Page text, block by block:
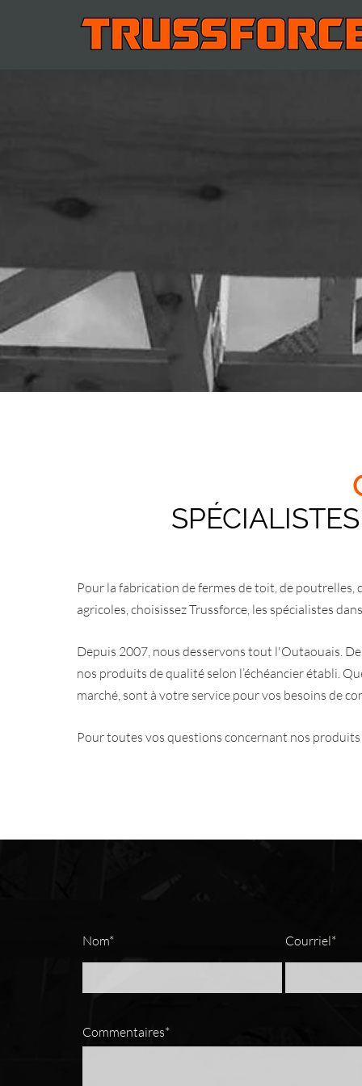
Pour la fabrication de fermes de toit, de
agricoles, choisissez Trussforce, les spécialistes
Depuis 2007, nous desservons tout l'Outaouais.
nos produits de qualité selon l’échéancier établi.
marché, sont à votre service pour vos besoins de
Pour toutes vos questions concernant nos
Nom* Courriel*
Commentaires*